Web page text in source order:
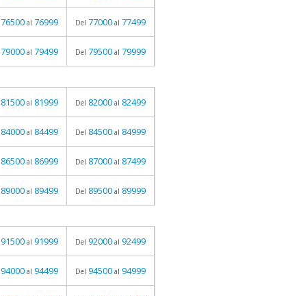
76500 al 76999 Del 77000 al 77499
79000 al 79499 Del 79500 al 79999
81500 al 81999 Del 82000 al 82499
84000 al 84499 Del 84500 al 84999
86500 al 86999 Del 87000 al 87499
89000 al 89499 Del 89500 al 89999
91500 al 91999 Del 92000 al 92499
94000 al 94499 Del 94500 al 94999